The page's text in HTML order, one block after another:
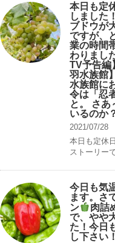
本日も定
しました
ブドウが
ですが、
業の時間
わりまし
TV予告編
羽水族館
水族館に
令は「忍
と。 さあ
いるのか
2021/07/28
本日も定休
ストーリー
今日も気
ます。さ
ン
肉詰
で、やや
た！今日
し下さい